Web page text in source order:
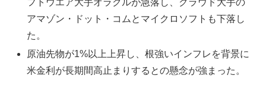
フトウエア大手オラクルが急落し、クラウド大手の
アマゾン・ドット・コムとマイクロソフトも下落し
た。
原油先物が1%以上上昇し、根強いインフレを背景に
米金利が長期間高止まりするとの懸念が強まった。